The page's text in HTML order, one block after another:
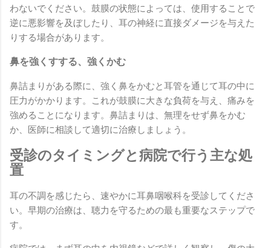
わないでください。鼓膜の状態によっては、使用することで
逆に悪影響を及ぼしたり、耳の神経に直接ダメージを与えた
りする場合があります。
鼻を強くすする、強くかむ
鼻詰まりがある際に、強く鼻をかむと耳管を通じて耳の中に
圧力がかかります。これが鼓膜に大きな負荷を与え、痛みを
強めることになります。鼻詰まりは、無理をせず鼻をかむ
か、医師に相談して適切に治療しましょう。
受診のタイミングと病院で行う主な処
置
耳の不調を感じたら、速やかに耳鼻咽喉科を受診してくださ
い。早期の治療は、聴力を守るための最も重要なステップで
す。